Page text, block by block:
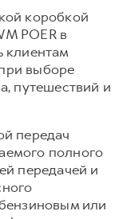
коробкой
POER в
клиентам
выборе
путешествий и
передач
полного
передачей и
или